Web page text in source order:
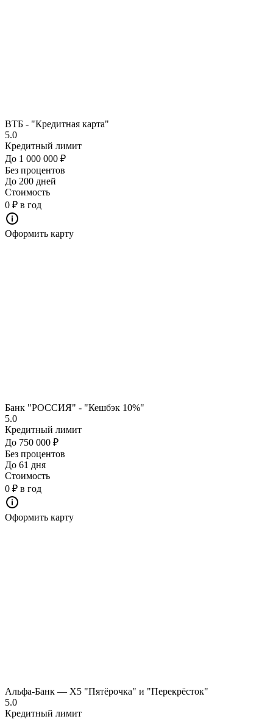
ВТБ - "Кредитная карта"
5.0
Кредитный лимит
До 1 000 000 ₽
Без процентов
До 200 дней
Стоимость
0 ₽ в год
Оформить карту
Банк "РОССИЯ" - "Кешбэк 10%"
5.0
Кредитный лимит
До 750 000 ₽
Без процентов
До 61 дня
Стоимость
0 ₽ в год
Оформить карту
Альфа-Банк — Х5 "Пятёрочка" и "Перекрёсток"
5.0
Кредитный лимит